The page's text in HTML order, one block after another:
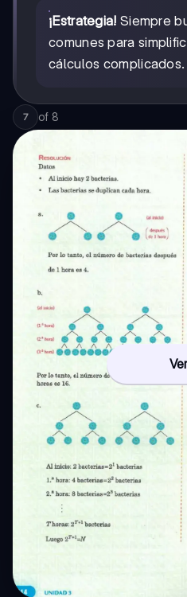
¡Estrategia! Siempre
comunes para
cálculos complicados.
7 of 8
Ver